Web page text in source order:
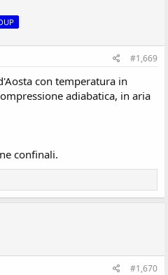
#1,669
con temperatura in
adiabatica, in aria
confinali.
#1,670